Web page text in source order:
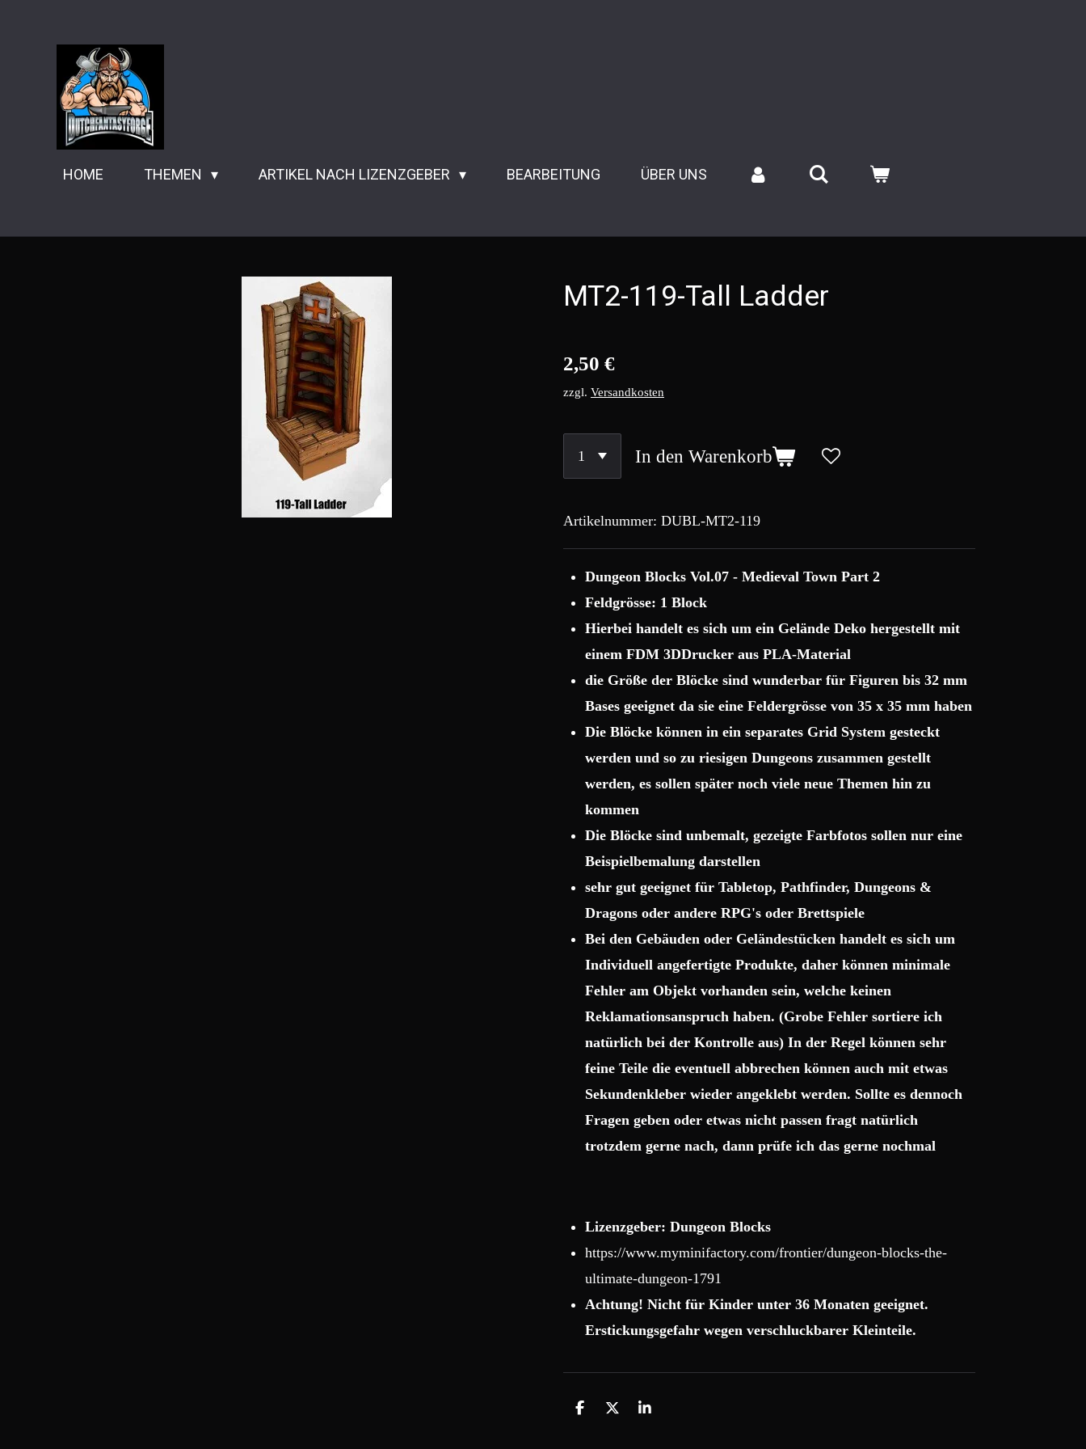
Hauptinhalt
HOME THEMEN ARTIKEL NACH LIZENZGEBER BEARBEITUNG ÜBER UNS
MT2-119-Tall Ladder
2,50 €
zzgl. Versandkosten
In den Warenkorb
Artikelnummer: DUBL-MT2-119
Dungeon Blocks Vol.07 - Medieval Town Part 2
Feldgrösse: 1 Block
Hierbei handelt es sich um ein Gelände Deko hergestellt mit
einem FDM 3DDrucker aus PLA-Material
die Größe der Blöcke sind wunderbar für Figuren bis 32 mm
Bases geeignet da sie eine Feldergrösse von 35 x 35 mm haben
Die Blöcke können in ein separates Grid System gesteckt
werden und so zu riesigen Dungeons zusammen gestellt
werden, es sollen später noch viele neue Themen hin zu
kommen
Die Blöcke sind unbemalt, gezeigte Farbfotos sollen nur eine
Beispielbemalung darstellen
sehr gut geeignet für Tabletop, Pathfinder, Dungeons &
Dragons oder andere RPG's oder Brettspiele
Bei den Gebäuden oder Geländestücken handelt es sich um
Individuell angefertigte Produkte, daher können minimale
Fehler am Objekt vorhanden sein, welche keinen
Reklamationsanspruch haben. (Grobe Fehler sortiere ich
natürlich bei der Kontrolle aus) In der Regel können sehr
feine Teile die eventuell abbrechen können auch mit etwas
Sekundenkleber wieder angeklebt werden. Sollte es dennoch
Fragen geben oder etwas nicht passen fragt natürlich
trotzdem gerne nach, dann prüfe ich das gerne nochmal
Lizenzgeber: Dungeon Blocks
https://www.myminifactory.com/frontier/dungeon-blocks-the-
ultimate-dungeon-1791
Achtung! Nicht für Kinder unter 36 Monaten geeignet.
Erstickungsgefahr wegen verschluckbarer Kleinteile.
T
T
T